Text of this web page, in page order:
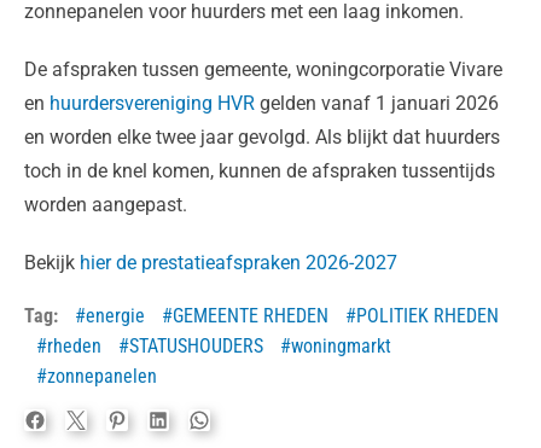
zonnepanelen voor huurders met een laag inkomen.
De afspraken tussen gemeente, woningcorporatie Vivare
en huurdersvereniging HVR gelden vanaf 1 januari 2026
en worden elke twee jaar gevolgd. Als blijkt dat huurders
toch in de knel komen, kunnen de afspraken tussentijds
worden aangepast.
Bekijk hier de prestatieafspraken 2026-2027
Tag: energie GEMEENTE RHEDEN
POLITIEK RHEDEN
rheden
STATUSHOUDERS
woningmarkt
zonnepanelen